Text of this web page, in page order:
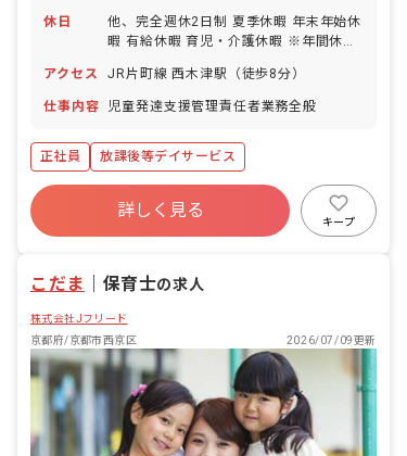
休日
他、完全週休2日制 夏季休暇 年末年始休
暇 有給休暇 育児・介護休暇 ※年間休日
アクセス
JR片町線 西木津駅（徒歩8分）
仕事内容 児童発達支援管理責任者業務全般
正社員 放課後等デイサービス
詳しく見る
キープ
こだま 保育士の求人
株式会社Jフリード
京都府/京都市西京区
2026/07/09更新